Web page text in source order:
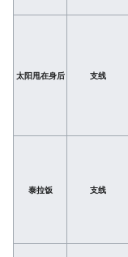
太阳甩在身后 支线
泰拉饭 支线